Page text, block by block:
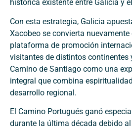
histórica existente entre Galicia y
Con esta estrategia, Galicia
Xacobeo se convierta nuevamente
plataforma de promoción
visitantes de distintos continentes
Camino de Santiago como una
integral que combina
desarrollo regional.
El Camino Portugués ganó
durante la última década debido